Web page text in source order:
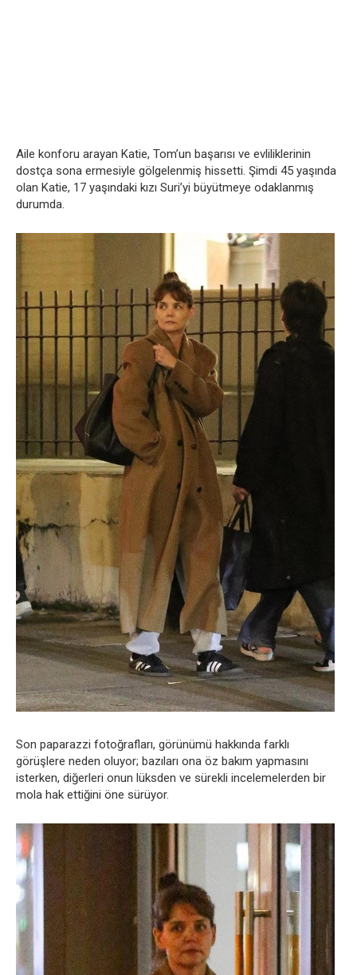
Aile konforu arayan Katie, Tom’un başarısı ve evliliklerinin
dostça sona ermesiyle gölgelenmiş hissetti. Şimdi 45 yaşında
olan Katie, 17 yaşındaki kızı Suri’yi büyütmeye odaklanmış
durumda.
Son paparazzi fotoğrafları, görünümü hakkında farklı
görüşlere neden oluyor; bazıları ona öz bakım yapmasını
isterken, diğerleri onun lüksden ve sürekli incelemelerden bir
mola hak ettiğini öne sürüyor.